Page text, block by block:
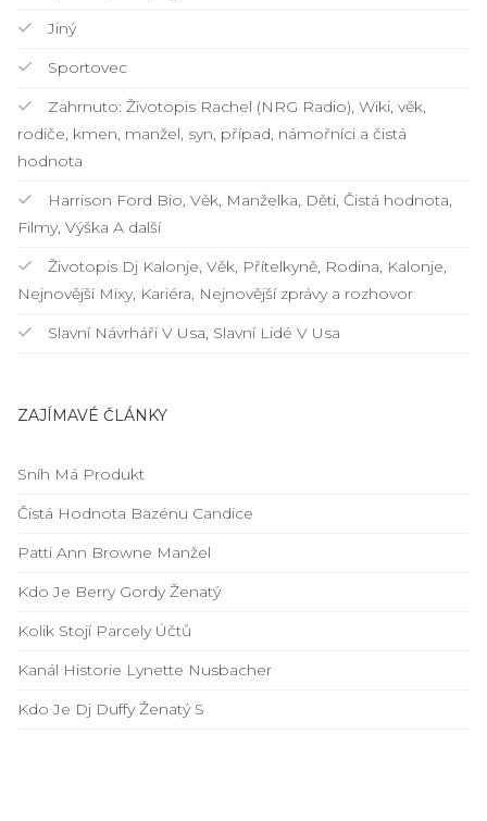
Jiný
Sportovec
Zahrnuto: Životopis Rachel (NRG Radio), Wiki, věk,
rodiče, kmen, manžel, syn, případ, námořníci a čistá
hodnota
Harrison Ford Bio, Věk, Manželka, Děti, Čistá hodnota,
Filmy, Výška A další
Životopis Dj Kalonje, Věk, Přítelkyně, Rodina, Kalonje,
Nejnovější Mixy, Kariéra, Nejnovější zprávy a rozhovor
Slavní Návrháři V Usa, Slavní Lidé V Usa
ZAJÍMAVÉ ČLÁNKY
Sníh Má Produkt
Čistá Hodnota Bazénu Candice
Patti Ann Browne Manžel
Kdo Je Berry Gordy Ženatý
Kolik Stojí Parcely Účtů
Kanál Historie Lynette Nusbacher
Kdo Je Dj Duffy Ženatý S